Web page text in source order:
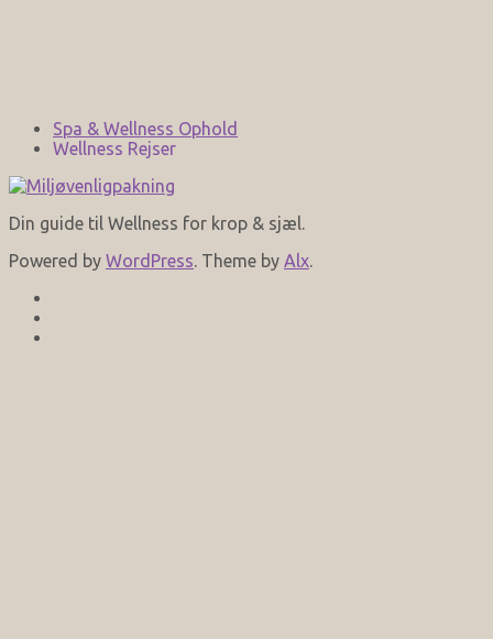
Spa & Wellness Ophold
Wellness Rejser
Din guide til Wellness for krop & sjæl.
Powered by WordPress. Theme by Alx.